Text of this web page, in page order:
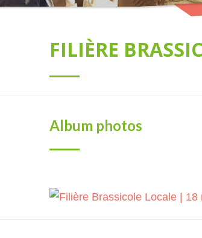
FILIÈRE
Album photos